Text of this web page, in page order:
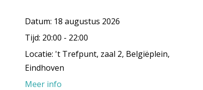
Datum: 18 augustus 2026
Tijd: 20:00 - 22:00
Locatie: 't Trefpunt, zaal 2, Belgiëplein,
Eindhoven
Meer info